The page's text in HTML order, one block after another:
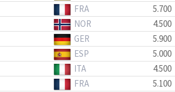
FRA 5.700
NOR 4.500
GER 5.900
ESP 5.000
ITA 4.500
FRA 5.100